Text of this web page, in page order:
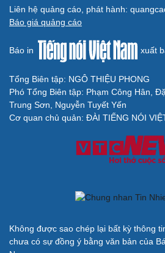
Cải chính
Liên hệ quảng cáo, phát hành:
Báo giá quảng cáo
Báo in xuất
Tổng Biên tập: NGÔ THIỆU PHONG
Phó Tổng Biên tập: Phạm Công Hân,
Trung Sơn, Nguyễn Tuyết Yến
Cơ quan chủ quản: ĐÀI TIẾNG NÓI
Không được sao chép lại bất kỳ thông
chưa có sự đồng ý bằng văn bản của